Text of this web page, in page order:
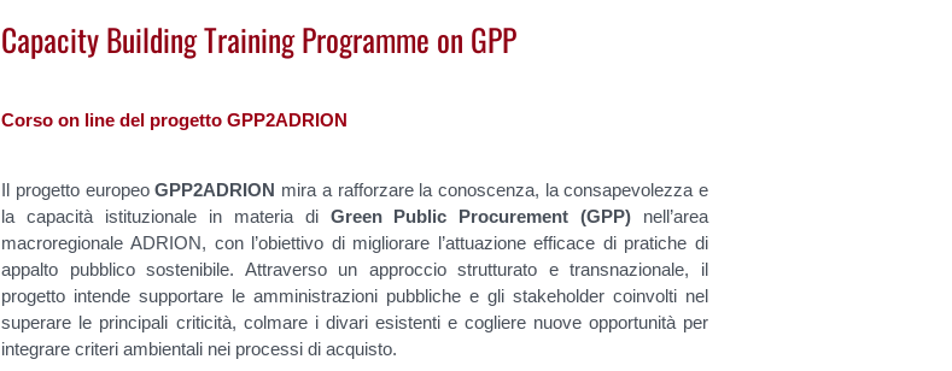
Capacity Building Training Programme on GPP
Corso on line del progetto GPP2ADRION
Il progetto europeoGPP2ADRION mira a rafforzare la conoscenza, la consapevolezza e
la capacità istituzionale in materia di Green Public Procurement (GPP) nell’area
macroregionale ADRION, con l’obiettivo di migliorare l’attuazione efficace di pratiche di
appalto pubblico sostenibile. Attraverso un approccio strutturato e transnazionale, il
progetto intende supportare le amministrazioni pubbliche e gli stakeholder coinvolti nel
superare le principali criticità, colmare i divari esistenti e cogliere nuove opportunità per
integrare criteri ambientali nei processi di acquisto.